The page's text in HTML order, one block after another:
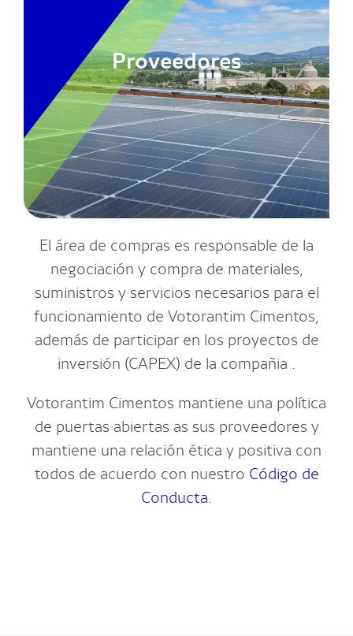
Proveedores
El área de compras es responsable de la
negociación y compra de materiales,
suministros y servicios necesarios para el
funcionamiento de Votorantim Cimentos,
además de participar en los proyectos de
inversión (CAPEX) de la compañia .
Votorantim Cimentos mantiene una política
de puertas abiertas as sus proveedores y
mantiene una relación ética y positiva con
todos de acuerdo con nuestro Código de
Conducta.